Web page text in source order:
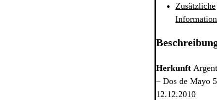
Zusätzliche
Herkunft
– Dos de Mayo
12.12.2010